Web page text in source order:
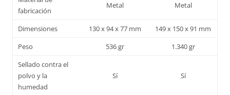
fabricación
Metal Metal
Dimensiones 130 x 94 x 77 mm
149 x 150 x 91 mm
Peso
536 gr
1.340 gr
Sellado contra el
polvo y la
humedad
Sí Sí